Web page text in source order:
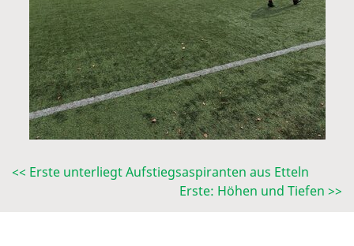
<< Erste unterliegt Aufstiegsaspiranten aus Etteln
Erste: Höhen und Tiefen >>